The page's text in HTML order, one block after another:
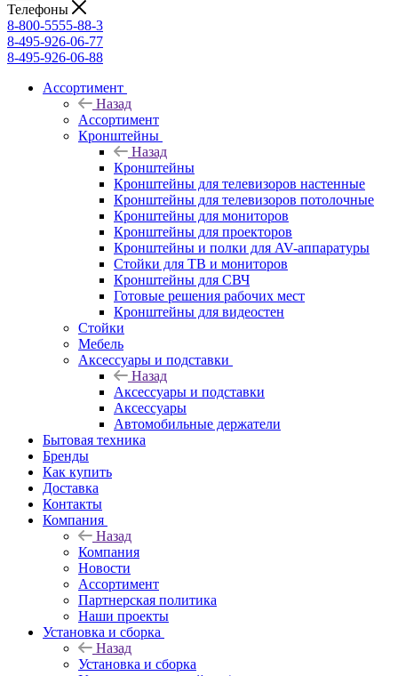
Телефоны
8-800-5555-88-3
8-495-926-06-77
8-495-926-06-88
Ассортимент
Назад
Ассортимент
Кронштейны
Назад
Кронштейны
Кронштейны для телевизоров настенные
Кронштейны для телевизоров потолочные
Кронштейны для мониторов
Кронштейны для проекторов
Кронштейны и полки для AV-аппаратуры
Стойки для ТВ и мониторов
Кронштейны для СВЧ
Готовые решения рабочих мест
Кронштейны для видеостен
Стойки
Мебель
Аксессуары и подставки
Назад
Аксессуары и подставки
Аксессуары
Автомобильные держатели
Бытовая техника
Бренды
Как купить
Доставка
Контакты
Компания
Назад
Компания
Новости
Ассортимент
Партнерская политика
Наши проекты
Установка и сборка
Назад
Установка и сборка